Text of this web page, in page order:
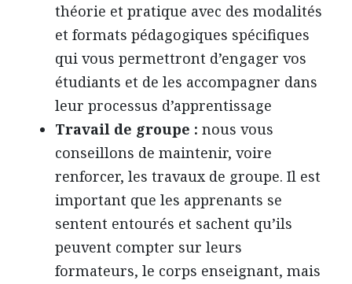
théorie et pratique avec des modalités
et formats pédagogiques spécifiques
qui vous permettront d’engager vos
étudiants et de les accompagner dans
leur processus d’apprentissage
Travail de groupe : nous vous
conseillons de maintenir, voire
renforcer, les travaux de groupe. Il est
important que les apprenants se
sentent entourés et sachent qu’ils
peuvent compter sur leurs
formateurs, le corps enseignant, mais